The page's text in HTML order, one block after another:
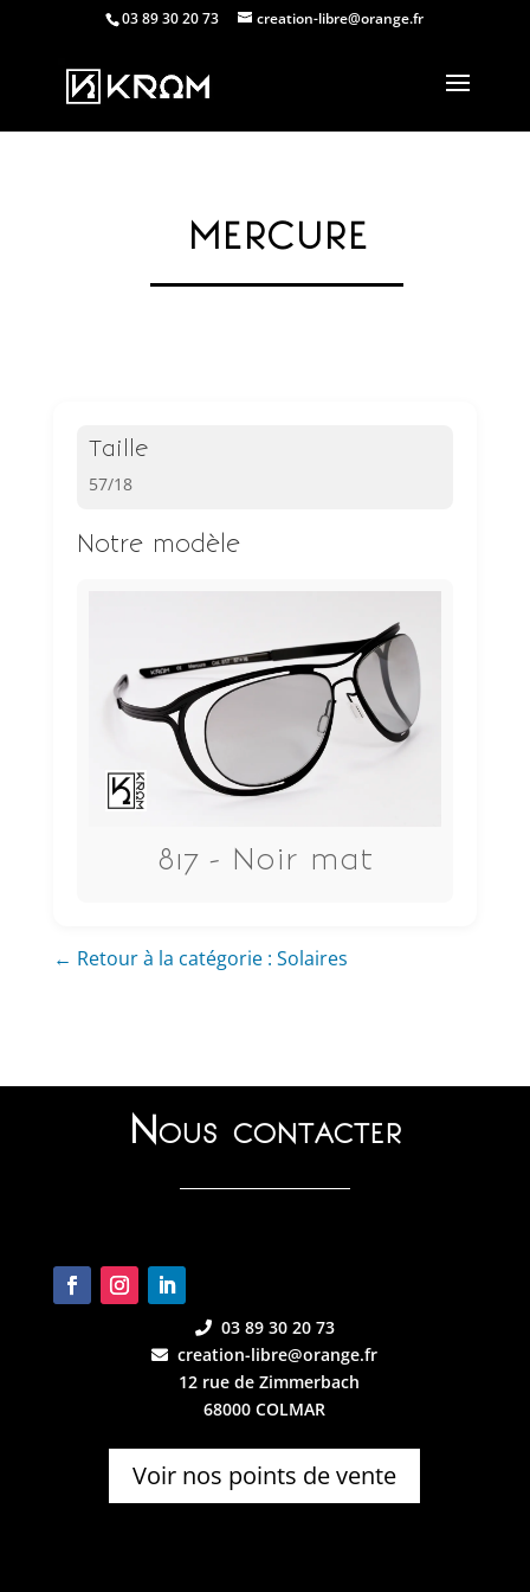
03 89 30 20 73 creation-libre@orange.fr
MERCURE
Taille
57/18
Notre modèle
817 - Noir mat
← Retour à la catégorie : Solaires
Nous contacter
03 89 30 20 73
creation-libre@orange.fr
12 rue de Zimmerbach
68000 COLMAR
Voir nos points de vente